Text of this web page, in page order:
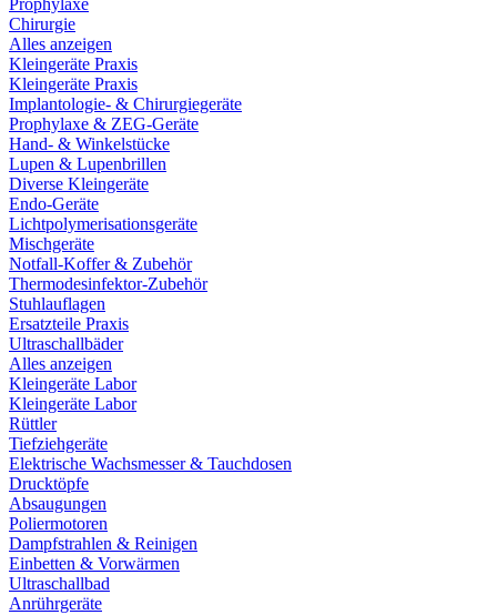
Prophylaxe
Chirurgie
Alles anzeigen
Kleingeräte Praxis
Kleingeräte Praxis
Implantologie- & Chirurgiegeräte
Prophylaxe & ZEG-Geräte
Hand- & Winkelstücke
Lupen & Lupenbrillen
Diverse Kleingeräte
Endo-Geräte
Lichtpolymerisationsgeräte
Mischgeräte
Notfall-Koffer & Zubehör
Thermodesinfektor-Zubehör
Stuhlauflagen
Ersatzteile Praxis
Ultraschallbäder
Alles anzeigen
Kleingeräte Labor
Kleingeräte Labor
Rüttler
Tiefziehgeräte
Elektrische Wachsmesser & Tauchdosen
Drucktöpfe
Absaugungen
Poliermotoren
Dampfstrahlen & Reinigen
Einbetten & Vorwärmen
Ultraschallbad
Anrührgeräte